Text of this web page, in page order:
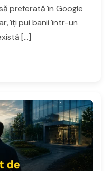
preferată în Google
îți pui banii într-un
[…]